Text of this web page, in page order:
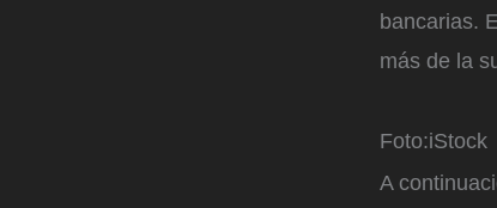
bancarias.
más de la
Foto:iStock
A